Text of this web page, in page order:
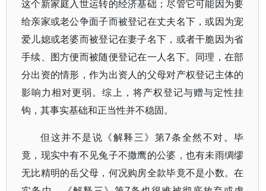
这个新家庭入世运转的经济基础；尽管它可能因为要
给亲家或老公争面子而被登记在丈夫名下，或因为宠
爱儿媳或老婆而被登记在妻子名下，或者干脆因为省
手续、图方便而被随便登记在一人名下。同理，在部
分出资的情形，作为出资人的父母对产权登记主体的
影响力相对更弱。综上，将产权登记与赠与定性挂
钩，其事实基础和正当性并不稳固。
但这并不是说《解释三》第7条全然不对。毕
竟，现实中有不见兔子不撒鹰的公婆，也有未雨绸缪
无比精明的岳父母，何况购房全款毕竟不是小数。在